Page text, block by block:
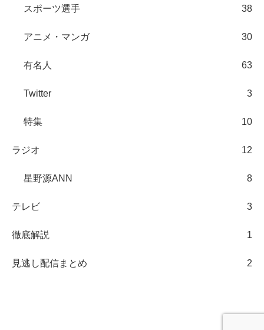
スポーツ選手 38
アニメ・マンガ 30
有名人 63
Twitter 3
特集 10
ラジオ 12
星野源ANN 8
テレビ 3
徹底解説 1
見逃し配信まとめ 2